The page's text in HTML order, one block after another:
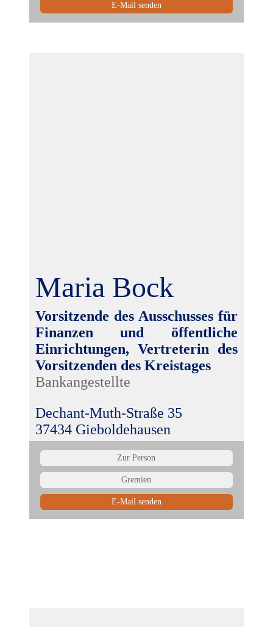
E-Mail senden
Maria Bock
Vorsitzende des Ausschusses für
Finanzen und öffentliche
Einrichtungen, Vertreterin des
Vorsitzenden des Kreistages
Bankangestellte
Dechant-Muth-Straße 35
37434 Gieboldehausen
Zur Person
Gremien
E-Mail senden